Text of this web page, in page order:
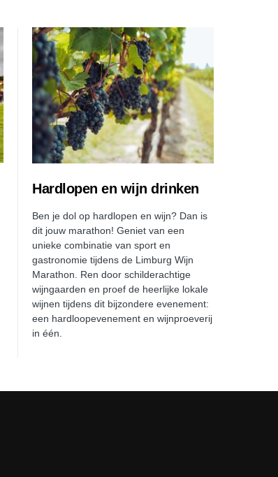
Hardlopen en wijn drinken
Ben je dol op hardlopen en wijn? Dan is
dit jouw marathon! Geniet van een
unieke combinatie van sport en
gastronomie tijdens de Limburg Wijn
Marathon. Ren door schilderachtige
wijngaarden en proef de heerlijke lokale
wijnen tijdens dit bijzondere evenement:
een hardloopevenement en wijnproeverij
in één.